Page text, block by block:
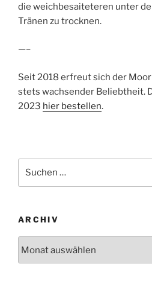
die weichbesaiteteren unter
Tränen zu trocknen.
—–
Seit 2018 erfreut sich der
stets wachsender Beliebtheit.
2023 hier bestellen.
nach:
ARCHIV